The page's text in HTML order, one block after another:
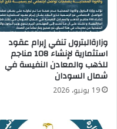
وزارةالبترول تنفي إبرام عقود
استثمارية لإنشاء 108 مناجم
للذهب والمعادن النفيسة في
شمال السودان
19 يونيو، 2026